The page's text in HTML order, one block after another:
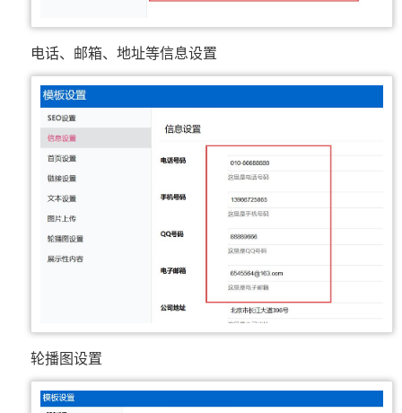
电话、邮箱、地址等信息设置
轮播图设置